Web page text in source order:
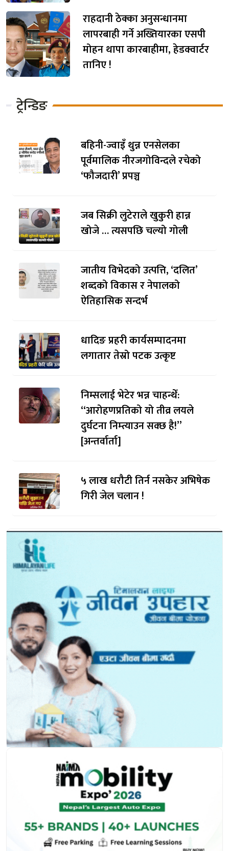
राहदानी ठेक्का अनुसन्धानमा
लापरबाही गर्ने अख्तियारका एसपी
मोहन थापा कारबाहीमा, हेडक्वार्टर
तानिए !
ट्रेन्डिङ
बहिनी-ज्वाइँ थुन्न एनसेलका
पूर्वमालिक नीरजगोविन्दले रचेको
‘फौजदारी’ प्रपञ्च
जब सिक्री लुटेराले खुकुरी हान्न
खोजे … त्यसपछि चल्यो गोली
जातीय विभेदको उत्पत्ति, ‘दलित’
शब्दको विकास र नेपालको
ऐतिहासिक सन्दर्भ
धादिङ प्रहरी कार्यसम्पादनमा
लगातार तेस्रो पटक उत्कृष्ट
निम्सलाई भेटेर भन्न चाहन्थेँ:
“आरोहणप्रतिको यो तीव्र लयले
दुर्घटना निम्त्याउन सक्छ है!”
[अन्तर्वार्ता]
५ लाख धरौटी तिर्न नसकेर अभिषेक
गिरी जेल चलान !